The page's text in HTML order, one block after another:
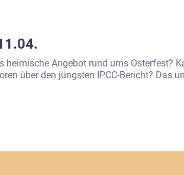
Angebot rund ums Osterfest?
über den jüngsten IPCC-Bericht? Das